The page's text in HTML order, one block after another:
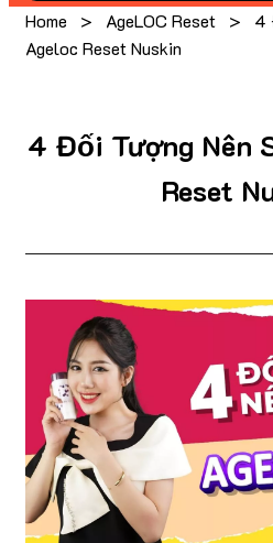
Home > AgeLOC Reset >
4
Ageloc Reset Nuskin
4 Đối Tượng Nên
Reset